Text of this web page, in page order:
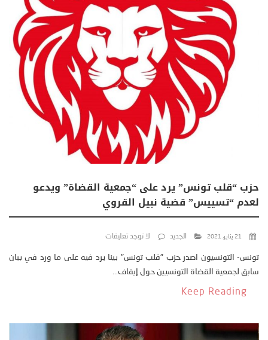
حزب “قلب تونس” يرد على “جمعية القضاة” ويدعو
لعدم “تسييس” قضية نبيل القروي
21 يناير، 2021 الجديد لا توجد تعليقات
تونس- التونسيون اصدر حزب "قلب تونس" بينا يرد فيه على ما ورد في بيان
سابق لجمعية القضاة التونسيين حول إيقاف...
Keep Reading